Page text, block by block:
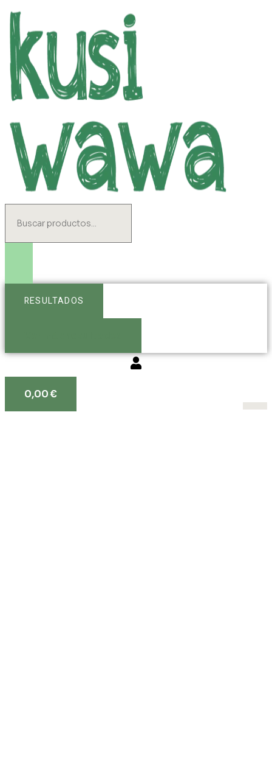
contenido
RESULTADOS
0,00€